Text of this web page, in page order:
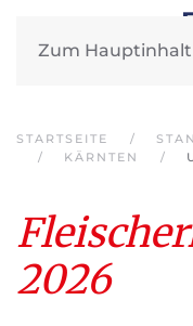
Zum
STARTSEITE
KÄRNTEN
2026